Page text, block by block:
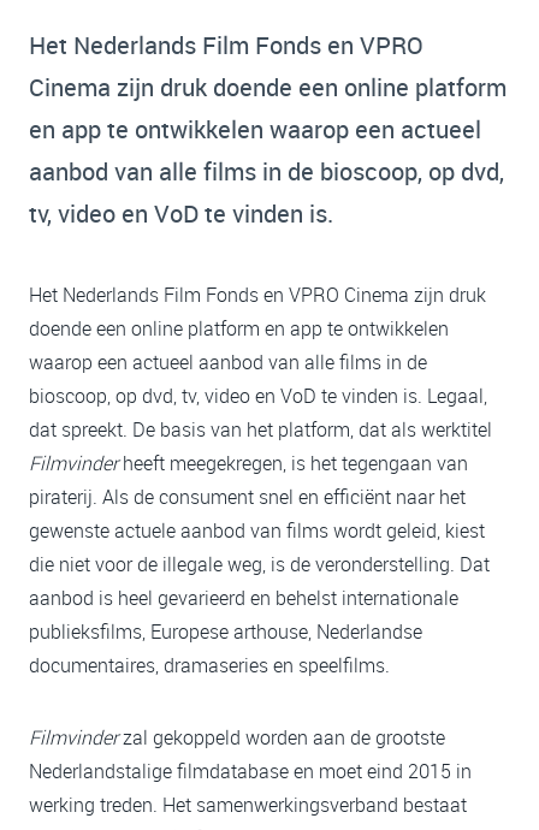
Het Nederlands Film Fonds en VPRO
Cinema zijn druk doende een online platform
en app te ontwikkelen waarop een actueel
aanbod van alle films in de bioscoop, op dvd,
tv, video en VoD te vinden is.
Het Nederlands Film Fonds en VPRO Cinema zijn druk
doende een online platform en app te ontwikkelen
waarop een actueel aanbod van alle films in de
bioscoop, op dvd, tv, video en VoD te vinden is. Legaal,
dat spreekt. De basis van het platform, dat als werktitel
Filmvinderheeft meegekregen, is het tegengaan van
piraterij. Als de consument snel en efficiënt naar het
gewenste actuele aanbod van films wordt geleid, kiest
die niet voor de illegale weg, is de veronderstelling. Dat
aanbod is heel gevarieerd en behelst internationale
publieksfilms, Europese arthouse, Nederlandse
documentaires, dramaseries en speelfilms.
Filmvinderzal gekoppeld worden aan de grootste
Nederlandstalige filmdatabase en moet eind 2015 in
werking treden. Het samenwerkingsverband bestaat